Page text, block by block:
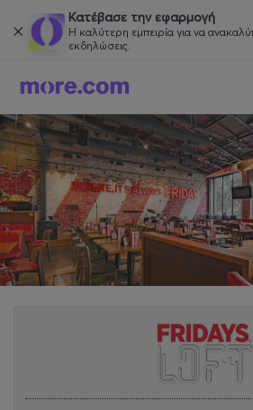
Κατέβασε την εφαρμογή
Η καλύτερη εμπειρία για να
εκδηλώσεις.